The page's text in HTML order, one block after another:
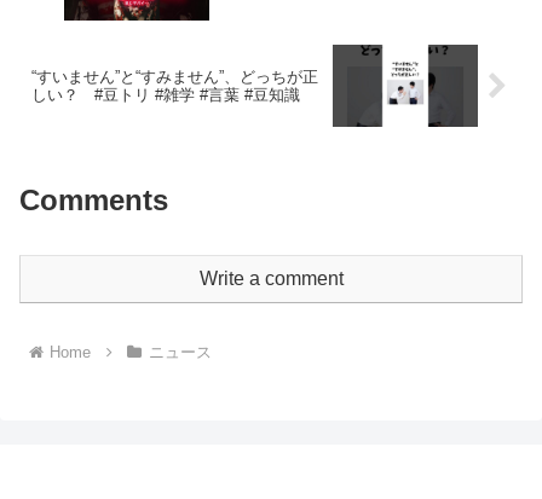
“すいません”と“すみません”、どっちが正
しい？ #豆トリ #雑学 #言葉 #豆知識
Comments
Write a comment
Home ニュース